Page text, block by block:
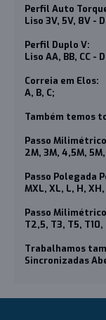
Perfil Auto
Liso 3V, 5V, 8V -
Perfil Duplo V:
Liso AA, BB, CC -
Correia em Elos:
A, B, C;
Também temos
Passo
2M, 3M, 4,5M,
Passo Polegada
MXL, XL, L, H,
Passo
T2,5, T3, T5,
Trabalhamos
Sincronizadas